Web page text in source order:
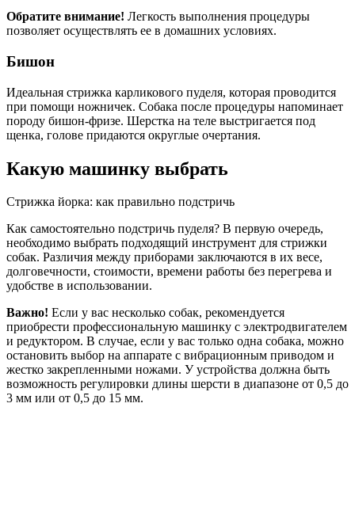
Обратите внимание! Легкость выполнения процедуры
позволяет осуществлять ее в домашних условиях.
Бишон
Идеальная стрижка карликового пуделя, которая проводится
при помощи ножничек. Собака после процедуры напоминает
породу бишон-фризе. Шерстка на теле выстригается под
щенка, голове придаются округлые очертания.
Какую машинку выбрать
Стрижка йорка: как правильно подстричь
Как самостоятельно подстричь пуделя? В первую очередь,
необходимо выбрать подходящий инструмент для стрижки
собак. Различия между приборами заключаются в их весе,
долговечности, стоимости, времени работы без перегрева и
удобстве в использовании.
Важно! Если у вас несколько собак, рекомендуется
приобрести профессиональную машинку с электродвигателем
и редуктором. В случае, если у вас только одна собака, можно
остановить выбор на аппарате с вибрационным приводом и
жестко закрепленными ножами. У устройства должна быть
возможность регулировки длины шерсти в диапазоне от 0,5 до
3 мм или от 0,5 до 15 мм.